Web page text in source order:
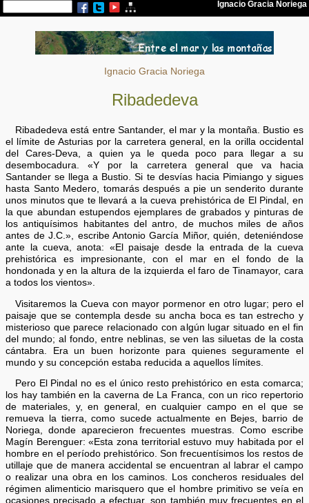
Ignacio Gracia Noriega
Ribadedeva
Ribadedeva está entre Santander, el mar y la montaña. Bustio es
el límite de Asturias por la carretera general, en la orilla occidental
del Cares-Deva, a quien ya le queda poco para llegar a su
desembocadura. «Y por la carretera general que va hacia
Santander se llega a Bustio. Si te desvías hacia Pimiango y sigues
hasta Santo Medero, tomarás después a pie un senderito durante
unos minutos que te llevará a la cueva prehistórica de El Pindal, en
la que abundan estupendos ejemplares de grabados y pinturas de
los antiquísimos habitantes del antro, de muchos miles de años
antes de J.C.», escribe Antonio García Miñor, quién, deteniéndose
ante la cueva, anota: «El paisaje desde la entrada de la cueva
prehistórica es impresionante, con el mar en el fondo de la
hondonada y en la altura de la izquierda el faro de Tinamayor, cara
a todos los vientos».
Visitaremos la Cueva con mayor pormenor en otro lugar; pero el
paisaje que se contempla desde su ancha boca es tan estrecho y
misterioso que parece relacionado con algún lugar situado en el fin
del mundo; al fondo, entre neblinas, se ven las siluetas de la costa
cántabra. Era un buen horizonte para quienes seguramente el
mundo y su concepción estaba reducida a aquellos límites.
Pero El Pindal no es el único resto prehistórico en esta comarca;
los hay también en la caverna de La Franca, con un rico repertorio
de materiales, y, en general, en cualquier campo en el que se
remueva la tierra, como sucede actualmente en Bejes, barrio de
Noriega, donde aparecieron frecuentes muestras. Como escribe
Magín Berenguer: «Esta zona territorial estuvo muy habitada por el
hombre en el período prehistórico. Son frecuentísimos los restos de
utillaje que de manera accidental se encuentran al labrar el campo
o realizar una obra en los caminos. Los concheros residuales del
régimen alimenticio marisquero que el hombre primitivo se veía en
ocasiones precisado a efectuar, son también muy frecuentes en el